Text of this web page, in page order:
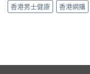
香港男士健康
香港網購